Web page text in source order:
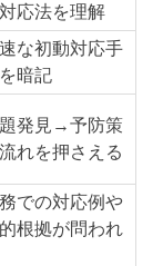
応法を理解
な初動対応手
暗記
発見→予防策
れを押さえる
での対応例や
根拠が問われ